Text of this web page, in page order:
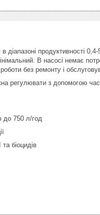
діапазоні продуктивності
В насосі немає
без ремонту і
регулювати з допомогою
до 750 л/год
біоцидів